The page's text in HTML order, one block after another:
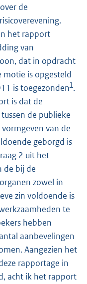
de
het rapport
van
dat in opdracht
motie is opgesteld
is toegezonden1.
is dat de
de publieke
van de
geborgd is
2 uit het
de bij de
zowel in
zin voldoende is
te
hebben
aanbevelingen
Aangezien het
rapportage in
acht ik het rapport